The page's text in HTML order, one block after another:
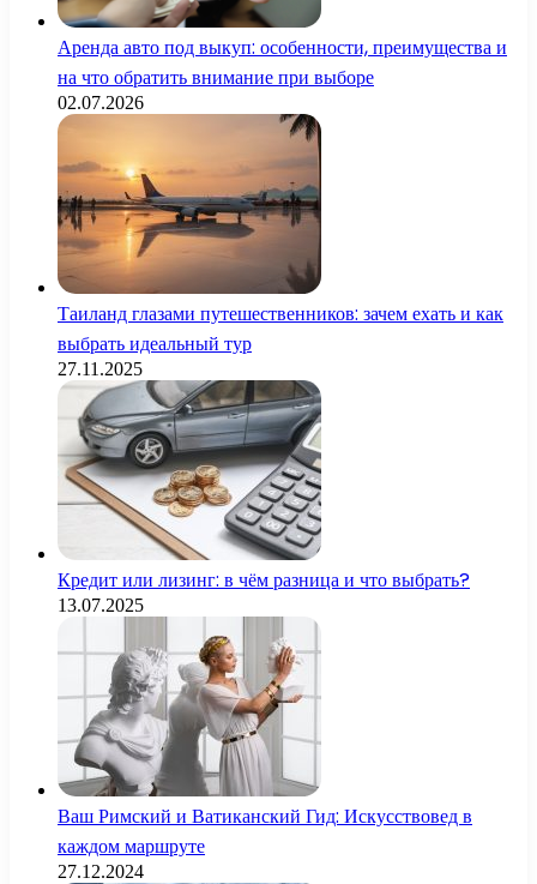
Аренда авто под выкуп: особенности, преимущества и
на что обратить внимание при выборе
02.07.2026
Таиланд глазами путешественников: зачем ехать и как
выбрать идеальный тур
27.11.2025
Кредит или лизинг: в чём разница и что выбрать?
13.07.2025
Ваш Римский и Ватиканский Гид: Искусствовед в
каждом маршруте
27.12.2024